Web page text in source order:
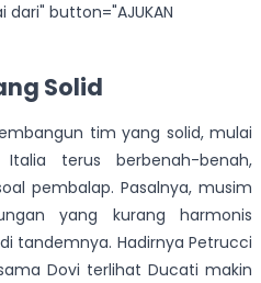
button="AJUKAN
Solid
tim yang solid, mulai
terus berbenah-benah,
pembalap. Pasalnya, musim
yang kurang harmonis
tandemnya. Hadirnya Petrucci
Dovi terlihat Ducati makin